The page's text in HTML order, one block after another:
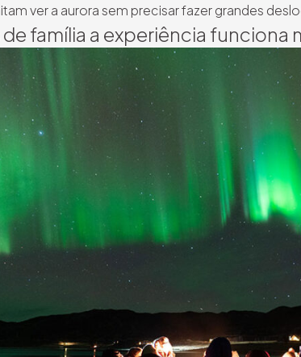
ver a aurora sem precisar fazer grandes
de família a experiência funciona